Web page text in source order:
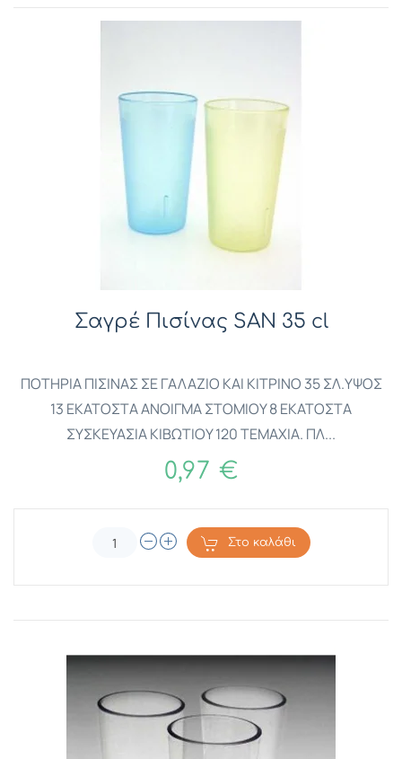
Σαγρέ Πισίνας SAN 35 cl
ΠΟΤΗΡΙΑ ΠΙΣΙΝΑΣ ΣΕ ΓΑΛΑΖΙΟ ΚΑΙ ΚΙΤΡΙΝΟ 35 ΣΛ.ΥΨΟΣ
13 ΕΚΑΤΟΣΤΑ ΑΝΟΙΓΜΑ ΣΤΟΜΙΟΥ 8 ΕΚΑΤΟΣΤΑ
ΣΥΣΚΕΥΑΣΙΑ ΚΙΒΩΤΙΟΥ 120 ΤΕΜΑΧΙΑ. ΠΛ...
0,97 €
Στο καλάθι